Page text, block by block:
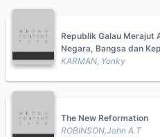
Republik Galau Merajut
Negara, Bangsa dan
KARMAN, Yonky
The New Reformation
ROBINSON,John A.T